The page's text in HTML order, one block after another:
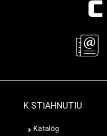
K STIAHNUTIU
Katalóg